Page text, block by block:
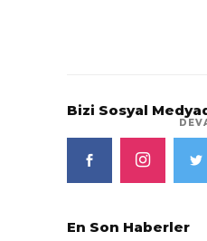
Bizi Sosyal
En Son Haberler